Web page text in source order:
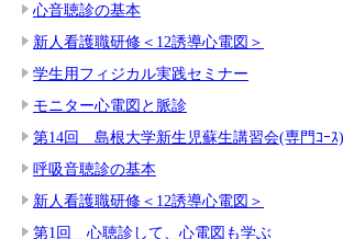
心音聴診の基本
新人看護職研修＜12誘導心電図＞
学生用フィジカル実践セミナー
モニター心電図と脈診
第14回 島根大学新生児蘇生講習会(専門ｺｰｽ)
呼吸音聴診の基本
新人看護職研修＜12誘導心電図＞
第1回 心聴診して、心電図も学ぶ